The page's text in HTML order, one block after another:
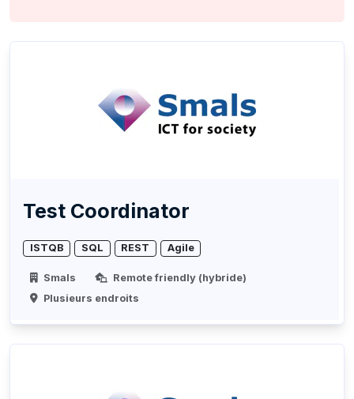
Test Coordinator
ISTQB SQL REST Agile
Smals
Remote friendly (hybride)
Plusieurs endroits